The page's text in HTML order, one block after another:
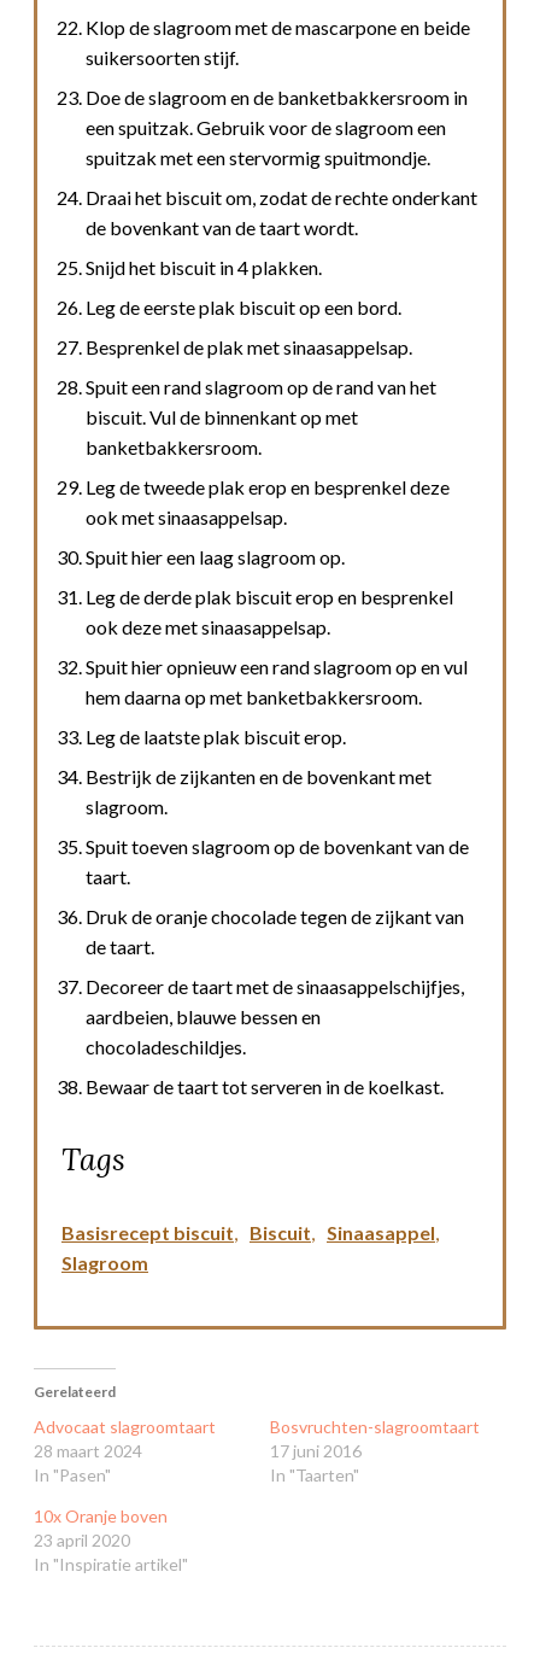
Klop de slagroom met de mascarpone en beide
suikersoorten stijf.
Doe de slagroom en de banketbakkersroom in
een spuitzak. Gebruik voor de slagroom een
spuitzak met een stervormig spuitmondje.
Draai het biscuit om, zodat de rechte onderkant
de bovenkant van de taart wordt.
Snijd het biscuit in 4 plakken.
Leg de eerste plak biscuit op een bord.
Besprenkel de plak met sinaasappelsap.
Spuit een rand slagroom op de rand van het
biscuit. Vul de binnenkant op met
banketbakkersroom.
Leg de tweede plak erop en besprenkel deze
ook met sinaasappelsap.
Spuit hier een laag slagroom op.
Leg de derde plak biscuit erop en besprenkel
ook deze met sinaasappelsap.
Spuit hier opnieuw een rand slagroom op en vul
hem daarna op met banketbakkersroom.
Leg de laatste plak biscuit erop.
Bestrijk de zijkanten en de bovenkant met
slagroom.
Spuit toeven slagroom op de bovenkant van de
taart.
Druk de oranje chocolade tegen de zijkant van
de taart.
Decoreer de taart met de sinaasappelschijfjes,
aardbeien, blauwe bessen en
chocoladeschildjes.
Bewaar de taart tot serveren in de koelkast.
Tags
Basisrecept biscuit, Biscuit, Sinaasappel,
Slagroom
Gerelateerd
Advocaat slagroomtaart
28 maart 2024
In "Pasen"
Bosvruchten-slagroomtaart
17 juni 2016
In "Taarten"
10x Oranje boven
23 april 2020
In "Inspiratie artikel"